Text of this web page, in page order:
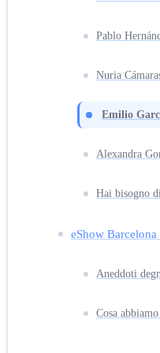
Pablo
Nuria
Emilio
Alexandra
Hai bisogno
eShow
Aneddoti
Cosa